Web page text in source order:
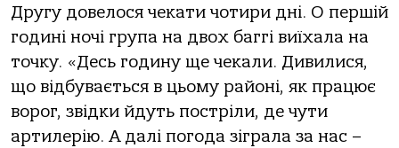
Другу довелося чекати чотири дні. О першій
годині ночі група на двох баггі виїхала на
точку. «Десь годину ще чекали. Дивилися,
що відбувається в цьому районі, як працює
ворог, звідки йдуть постріли, де чути
артилерію. А далі погода зіграла за нас –